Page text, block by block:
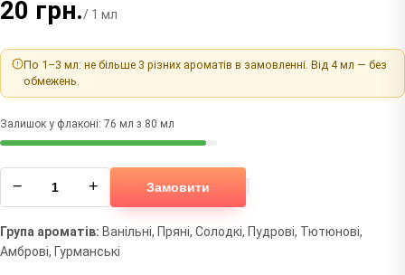
20 грн./ 1 мл
По 1–3 мл: не більше 3 різних ароматів в замовленні. Від 4 мл — без
обмежень.
Залишок у флаконі: 76 мл з 80 мл
− + Замовити
Група ароматів: Ванільні, Пряні, Солодкі, Пудрові, Тютюнові,
Амброві, Гурманські